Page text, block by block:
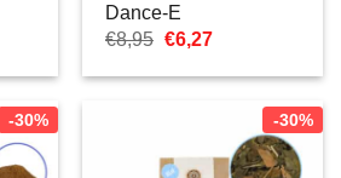
Dance-E
€8,95 Le
initial
€6,27Le
actuel
€6,27.
-30% -30%